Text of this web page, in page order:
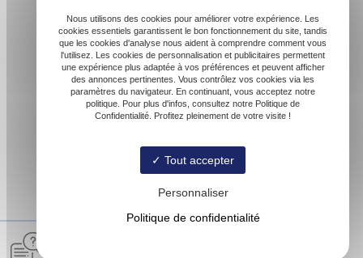
contact@malofactory.fr
06 74 27 00 54
Nous utilisons des cookies pour améliorer votre expérience. Les
cookies essentiels garantissent le bon fonctionnement du site, tandis
que les cookies d'analyse nous aident à comprendre comment vous
l'utilisez. Les cookies de personnalisation et publicitaires permettent
une expérience plus adaptée à vos préférences et peuvent afficher
des annonces pertinentes. Vous contrôlez vos cookies via les
paramètres du navigateur. En continuant, vous acceptez notre
politique. Pour plus d'infos, consultez notre Politique de
Confidentialité. Profitez pleinement de votre visite !
Tout accepter
Personnaliser
Politique de confidentialité